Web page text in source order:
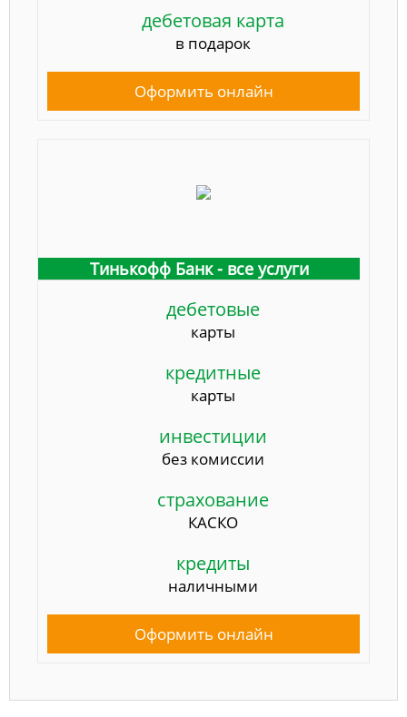
дебетовая карта
в подарок
Оформить онлайн
Тинькофф Банк - все услуги
дебетовые
карты
кредитные
карты
инвестиции
без комиссии
страхование
КАСКО
кредиты
наличными
Оформить онлайн